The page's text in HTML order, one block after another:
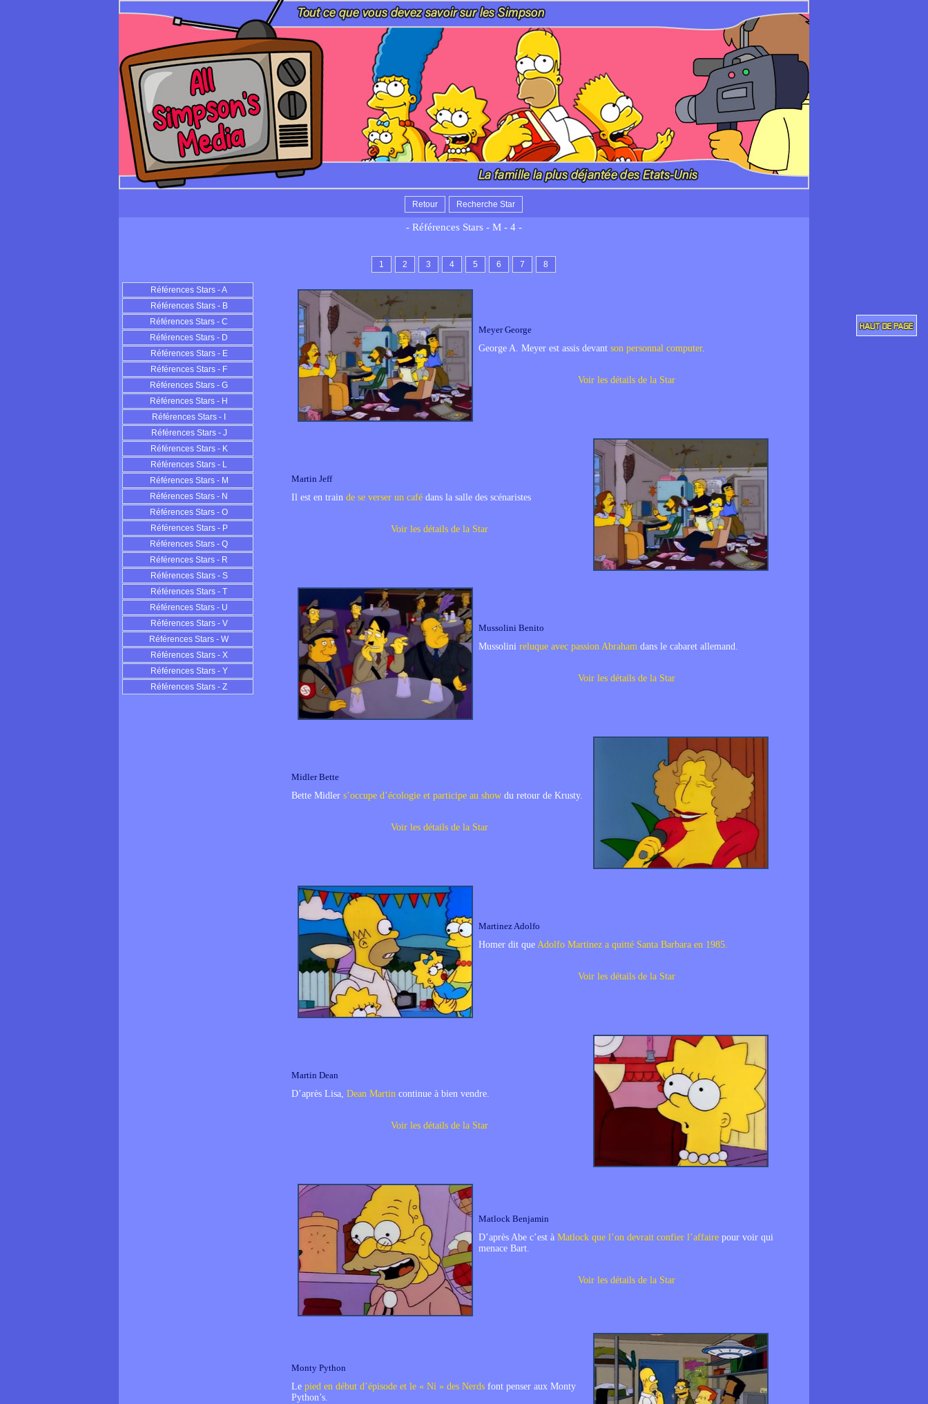
Retour Recherche Star
- Références Stars - M - 4 -
1 2 3 4 5 6 7 8
Références Stars - A
Références Stars - B
Références Stars - C
Références Stars - D
Références Stars - E
Références Stars - F
Références Stars - G
Références Stars - H
Références Stars - I
Références Stars - J
Références Stars - K
Références Stars - L
Références Stars - M
Références Stars - N
Références Stars - O
Références Stars - P
Références Stars - Q
Références Stars - R
Références Stars - S
Références Stars - T
Références Stars - U
Références Stars - V
Références Stars - W
Références Stars - X
Références Stars - Y
Références Stars - Z
Meyer George
George A. Meyer est assis devant son personnal computer.
Voir les détails de la Star
Martin Jeff
Il est en train de se verser un café dans la salle des scénaristes
Voir les détails de la Star
Mussolini Benito
Mussolini reluque avec passion Abraham dans le cabaret allemand.
Voir les détails de la Star
Midler Bette
Bette Midler s’occupe d’écologie et participe au show du retour de Krusty.
Voir les détails de la Star
Martinez Adolfo
Homer dit que Adolfo Martinez a quitté Santa Barbara en 1985.
Voir les détails de la Star
Martin Dean
D’après Lisa, Dean Martin continue à bien vendre.
Voir les détails de la Star
Matlock Benjamin
D’après Abe c’est à Matlock que l’on devrait confier l’affaire pour voir qui
menace Bart.
Voir les détails de la Star
Monty Python
Le pied en début d’épisode et le « Ni » des Nerds font penser aux Monty
Python’s.